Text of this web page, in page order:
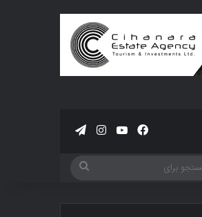
فیسبوکیوتیوباینستاگرام